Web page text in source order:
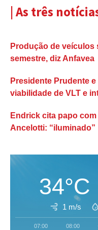
| As três
Produção de veículos
semestre, diz Anfavea
Presidente Prudente
viabilidade de VLT e
Endrick cita papo
Ancelotti: “iluminado”
34°C
1 m/s
07:00 08:00